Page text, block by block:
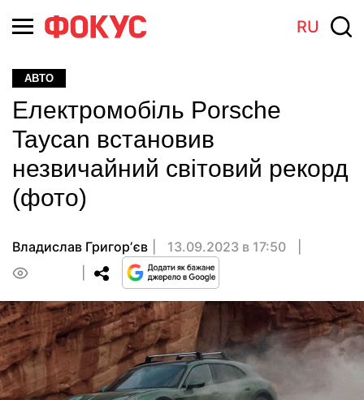
RU
АВТО
Електромобіль Porsche
Taycan встановив
незвичайний світовий рекорд
(фото)
Владислав Григорʼєв
13.09.2023 в 17:50